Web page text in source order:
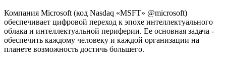
Компания Microsoft (код Nasdaq «MSFT» @microsoft)
обеспечивает цифровой переход к эпохе интеллектуального
облака и интеллектуальной периферии. Ее основная задача -
обеспечить каждому человеку и каждой организации на
планете возможность достичь большего.